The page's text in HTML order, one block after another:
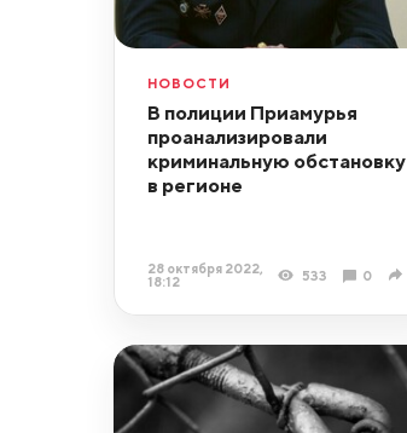
НОВОСТИ
В полиции Приамурья
проанализировали
криминальную обстановку
в регионе
28 октября 2022,
18:12
533 0